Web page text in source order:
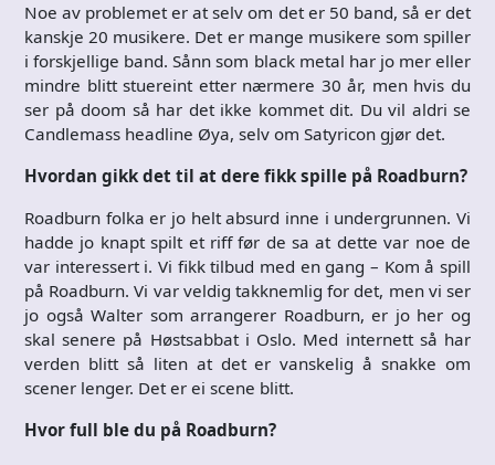
Noe av problemet er at selv om det er 50 band, så er det
kanskje 20 musikere. Det er mange musikere som spiller
i forskjellige band. Sånn som black metal har jo mer eller
mindre blitt stuereint etter nærmere 30 år, men hvis du
ser på doom så har det ikke kommet dit. Du vil aldri se
Candlemass headline Øya, selv om Satyricon gjør det.
Hvordan gikk det til at dere fikk spille på Roadburn?
Roadburn folka er jo helt absurd inne i undergrunnen. Vi
hadde jo knapt spilt et riff før de sa at dette var noe de
var interessert i. Vi fikk tilbud med en gang – Kom å spill
på Roadburn. Vi var veldig takknemlig for det, men vi ser
jo også Walter som arrangerer Roadburn, er jo her og
skal senere på Høstsabbat i Oslo. Med internett så har
verden blitt så liten at det er vanskelig å snakke om
scener lenger. Det er ei scene blitt.
Hvor full ble du på Roadburn?